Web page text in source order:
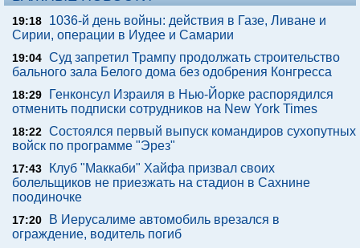
19:18
1036-й день войны: действия в Газе, Ливане и
Сирии, операции в Иудее и Самарии
19:04 Суд запретил Трампу продолжать строительство
бального зала Белого дома без одобрения Конгресса
18:29
Генконсул Израиля в Нью-Йорке распорядился
отменить подписки сотрудников на New York Times
18:22 Состоялся первый выпуск командиров сухопутных
войск по программе "Эрез"
17:43
Клуб "Маккаби" Хайфа призвал своих
болельщиков не приезжать на стадион в Сахнине
поодиночке
17:20
В Иерусалиме автомобиль врезался в
ограждение, водитель погиб